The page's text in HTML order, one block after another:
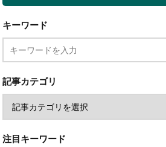
キーワード
記事カテゴリ
注目キーワード